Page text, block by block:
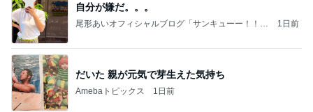
自分が嫌だ。。。
尾形あいオフィシャルブログ「サンキューー！！尾
1日前
だいた 親が元気で芽生えた気持ち
Amebaトピックス 1日前